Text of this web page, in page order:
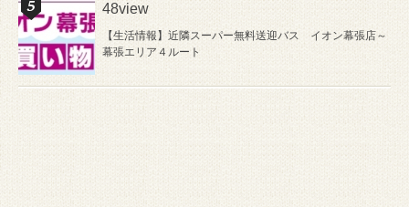
48view
【生活情報】近隣スーパー無料送迎バス イオン幕張店～
幕張エリア４ルート